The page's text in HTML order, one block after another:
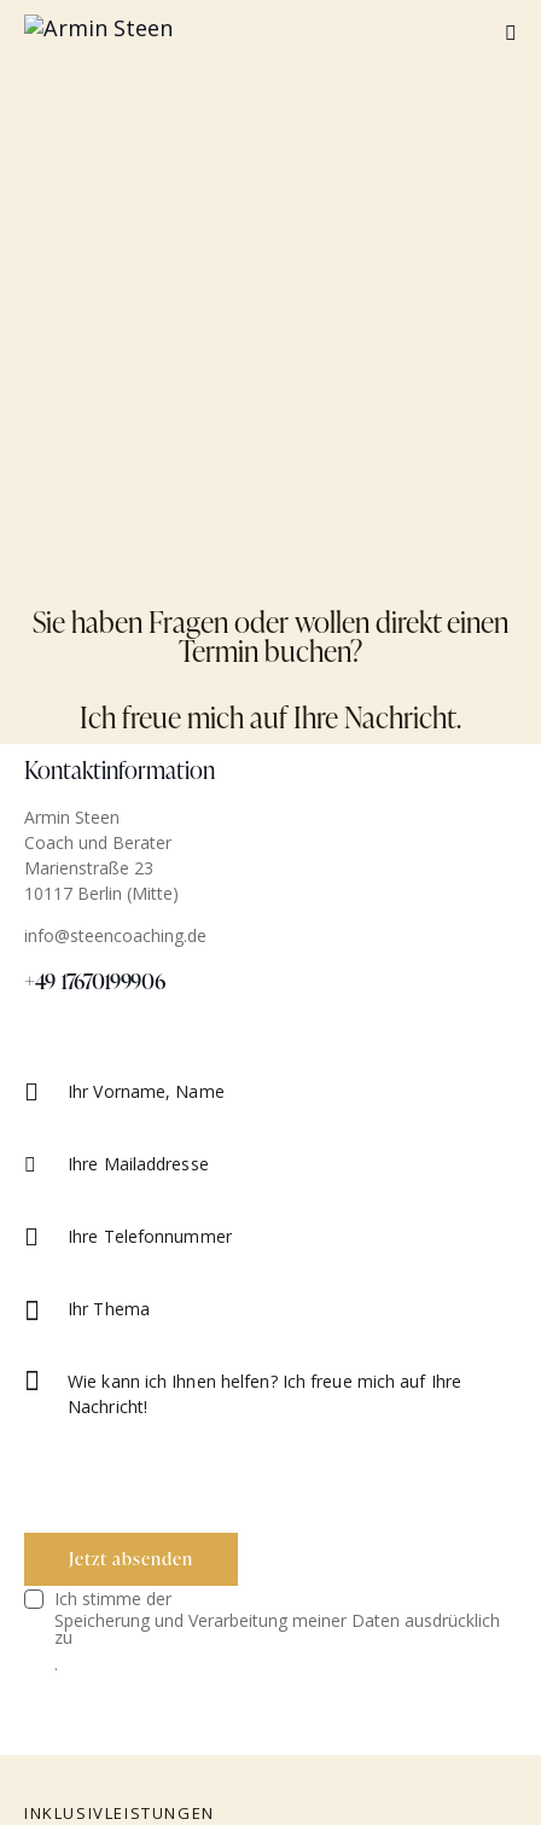
Sie haben Fragen oder wollen direkt einen
Termin buchen?
Ich freue mich auf Ihre Nachricht.
Kontaktinformation
Armin Steen
Coach und Berater
Marienstraße 23
10117 Berlin (Mitte)
info@steencoaching.de
+49 17670199906
Ich stimme der
Speicherung und Verarbeitung meiner Daten ausdrücklich
zu
.
INKLUSIVLEISTUNGEN